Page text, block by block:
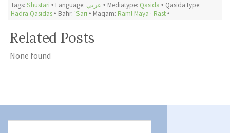
Tags: Shustari 🞄 Language: عربي 🞄 Mediatype: Qasida 🞄 Qasida type:
Hadra Qasidas🞄 Bahr: Sari' 🞄 Maqam: Raml Maya · Rast🞄
Related Posts
None found